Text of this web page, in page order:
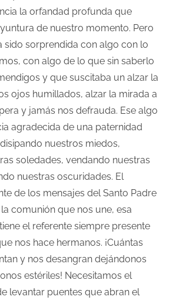
la orfandad profunda que
de nuestro momento. Pero
sido sorprendida con algo con lo
con algo de lo que sin saberlo
y que suscitaba un alzar la
ojos humillados, alzar la mirada a
y jamás nos defrauda. Ese algo
agradecida de una paternidad
nuestros miedos,
soledades, vendando nuestras
nuestras oscuridades. El
de los mensajes del Santo Padre
comunión que nos une, esa
el referente siempre presente
nos hace hermanos. ¡Cuántas
y nos desangran dejándonos
estériles! Necesitamos el
levantar puentes que abran el